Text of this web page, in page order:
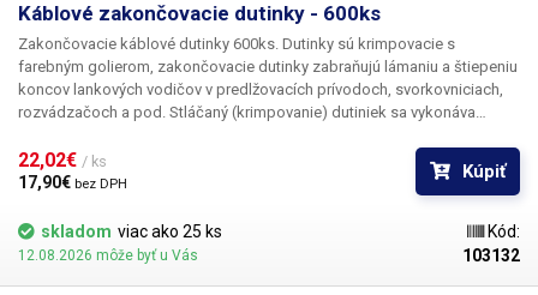
Káblové zakončovacie dutinky - 600ks
Zakončovacie káblové dutinky 600ks. Dutinky sú krimpovacie s
farebným golierom, zakončovacie dutinky zabraňujú lámaniu a štiepeniu
koncov lankových vodičov v predlžovacích prívodoch, svorkovniciach,
rozvádzačoch a pod. Stláčaný (krimpovanie) dutiniek sa vykonáva
kombinačkami.
dutinky bez izolácie vnútorný priemer prierez počet ks zelená 20mm
19,5mm 12mm 2,1mm 2,5mm2 100 čierna 17,5mm 10mm 1,6mm 1,5mm2
100 biela 15mm 8mm 1,25 0,75mm2 100 modrá 14,5mm 8mm 0,9mm
22,02€ / ks
17,90€ bez DPH
Kúpiť
skladom viac ako 25 ks
12.08.2026 môže byť u Vás
Kód:
103132